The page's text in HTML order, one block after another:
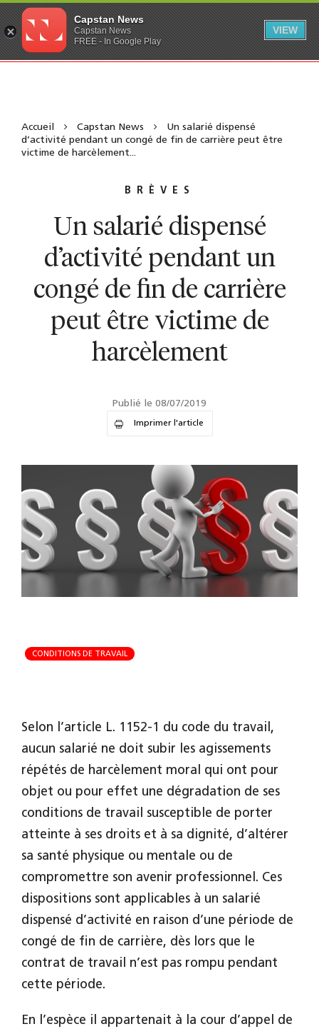
Accueil Capstan News
Un salarié dispensé
d’activité pendant un congé de fin de carrière peut être
victime de harcèlement...
BRÈVES
Un salarié dispensé
d’activité pendant un
congé de fin de carrière
peut être victime de
harcèlement
Publié le 08/07/2019
Imprimer l'article
CONDITIONS DE TRAVAIL
Selon l’article L. 1152-1 du code du travail,
aucun salarié ne doit subir les agissements
répétés de harcèlement moral qui ont pour
objet ou pour effet une dégradation de ses
conditions de travail susceptible de porter
atteinte à ses droits et à sa dignité, d’altérer
sa santé physique ou mentale ou de
compromettre son avenir professionnel. Ces
dispositions sont applicables à un salarié
dispensé d’activité en raison d’une période de
congé de fin de carrière, dès lors que le
contrat de travail n’est pas rompu pendant
cette période.
En l’espèce il appartenait à la cour d’appel de
Capstan News
Capstan News
FREE - In Google Play
VIEW